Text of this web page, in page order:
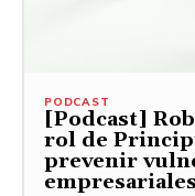
PODCAST
[Podcast]
rol de
prevenir
empresariales